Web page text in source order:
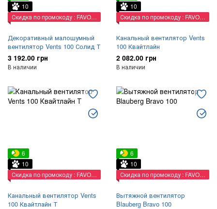
10
Скидка по промокоду : FAVORIT
Декоративный малошумный
вентилятор Vents 100 Солид Т
3 192.00 грн
В наличии
10
Скидка по промокоду : FAVORIT
Канальный вентилятор Vents
100 Квайтлайн
2 082.00 грн
В наличии
6
10
Скидка по промокоду : FAVORIT
Канальный вентилятор Vents
100 Квайтлайн Т
6
10
Скидка по промокоду : FAVORIT
Вытяжной вентилятор
Blauberg Bravo 100